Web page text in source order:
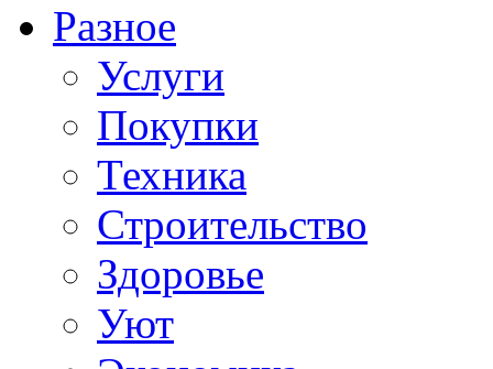
Разное
Услуги
Покупки
Техника
Строительство
Здоровье
Уют